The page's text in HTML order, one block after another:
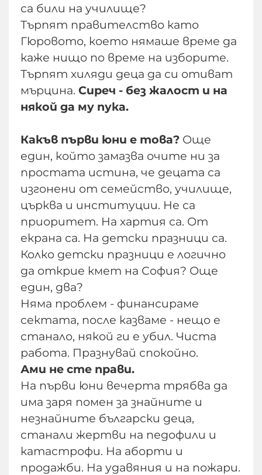
са били на училище?
Търпят правителство като
Гюровото, което нямаше време да
каже нищо по време на изборите.
Търпят хиляди деца да си отиват
мърцина. Сиреч - без жалост и на
някой да му пука.
Какъв първи юни е това? Още
един, който замазва очите ни за
простата истина, че децата са
изгонени от семейство, училище,
църква и институции. Не са
приоритет. На хартия са. От
екрана са. На детски празници са.
Колко детски празници е логично
да открие кмет на София? Още
един, два?
Няма проблем - финансираме
сектата, после казваме - нещо е
станало, някой ги е убил. Чиста
работа. Празнувай спокойно.
Ами не сте прави.
На първи юни вечерта трябва да
има заря помен за знайните и
незнайните български деца,
станали жертви на педофили и
катастрофи. На аборти и
продажби. На удавяния и на пожари.